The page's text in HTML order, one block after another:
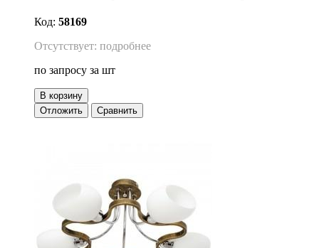
Код: 58169
Отсутствует: подробнее
по запросу за шт
В корзину
Отложить
Сравнить